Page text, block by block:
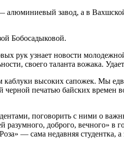
алюминиевый завод, а в
Бобосадыковой.
рук узнает новости
своего таланта вожака.
высоких сапожек. Мы
печатью байских времен
поговорить с ними о
доброго, вечного» в
— сама недавняя студентка, а